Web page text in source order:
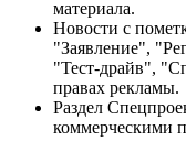
материала.
Новости с
"Заявление",
"Тест-драйв",
правах рекламы.
Раздел
коммерческими